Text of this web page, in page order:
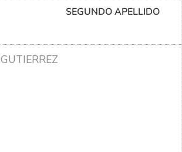
SEGUNDO APELLIDO
GUTIERREZ